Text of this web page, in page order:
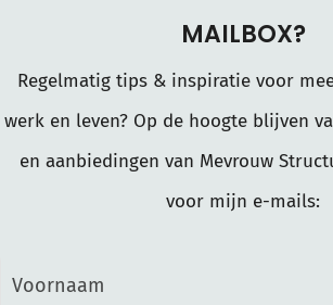
MAILBOX?
Regelmatig tips & inspiratie voor
werk en leven? Op de hoogte blijven
en aanbiedingen van Mevrouw
voor mijn e-mails: